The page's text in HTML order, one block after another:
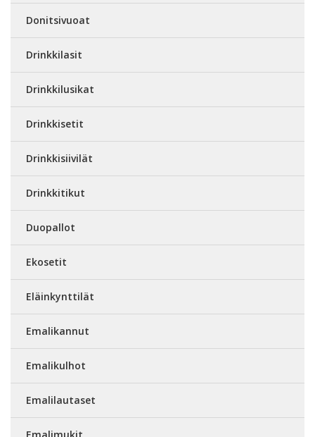
Donitsivuoat
Drinkkilasit
Drinkkilusikat
Drinkkisetit
Drinkkisiivilät
Drinkkitikut
Duopallot
Ekosetit
Eläinkynttilät
Emalikannut
Emalikulhot
Emalilautaset
Emalimukit